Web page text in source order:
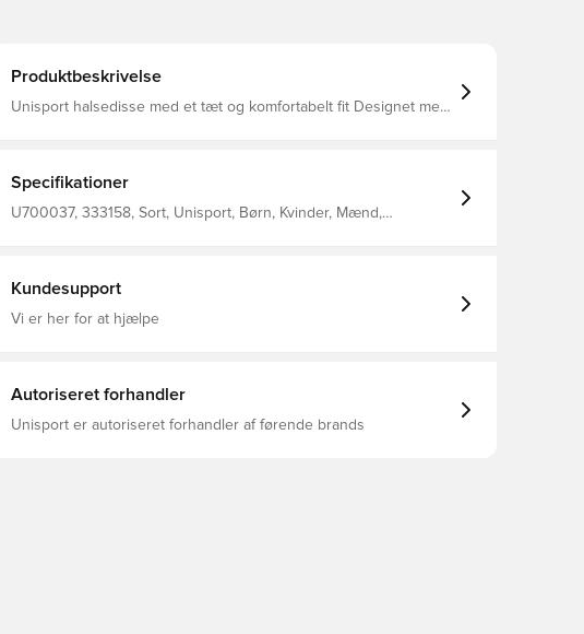
Produktbeskrivelse
Unisport halsedisse med et tæt og komfortabelt fit Designet med
Specifikationer
U700037, 333158, Sort, Unisport, Børn, Kvinder, Mænd,
Kundesupport
Vi er her for at hjælpe
Autoriseret forhandler
Unisport er autoriseret forhandler af førende brands